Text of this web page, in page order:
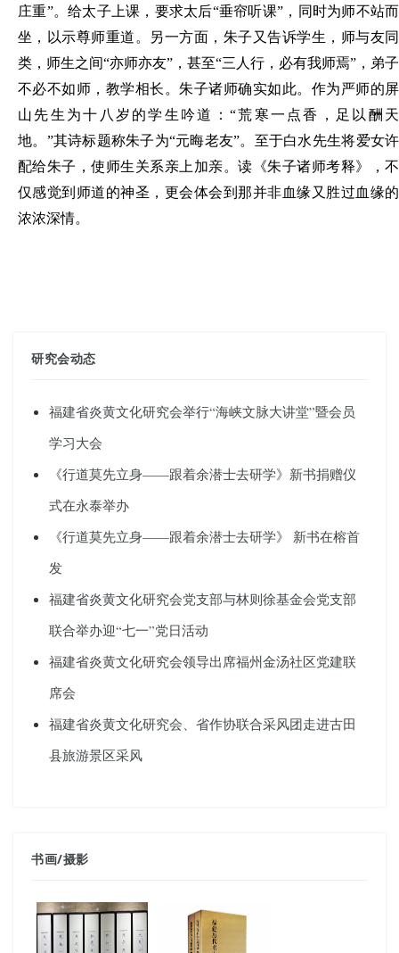
庄重”。给太子上课 ， 要求太后“垂帘听课”， 同时为师不站而
坐 ， 以示尊师重道 。 另一方面 ， 朱子又告诉学生 ， 师与友同
类 ， 师生之间“亦师亦友” ， 甚至“三人行 ， 必有我师焉” ， 弟子
不必不如师 ， 教学相长 。朱子诸师确实如此。 作为严师的屏
山先生为十 八 岁的学生吟道：“荒寒一点香 ，
足以酬天
地。 ”其诗标题称朱子为“元晦老友”。 至于白水先生将爱女许
配给朱子 ，使师生关系亲上加亲。读《朱子诸师考释》 ，不
仅感觉到师道的神圣 ， 更会体会到那并非血缘又胜过血缘的
浓浓深情。
研究会动态
福建省炎黄文化研究会举行“海峡文脉大讲堂”暨会员
学习大会
《行道莫先立身——跟着余潜士去研学》新书捐赠仪
式在永泰举办
《行道莫先立身——跟着余潜士去研学》 新书在榕首
发
福建省炎黄文化研究会党支部与林则徐基金会党支部
联合举办迎“七一”党日活动
福建省炎黄文化研究会领导出席福州金汤社区党建联
席会
福建省炎黄文化研究会、省作协联合采风团走进古田
县旅游景区采风
书画/摄影